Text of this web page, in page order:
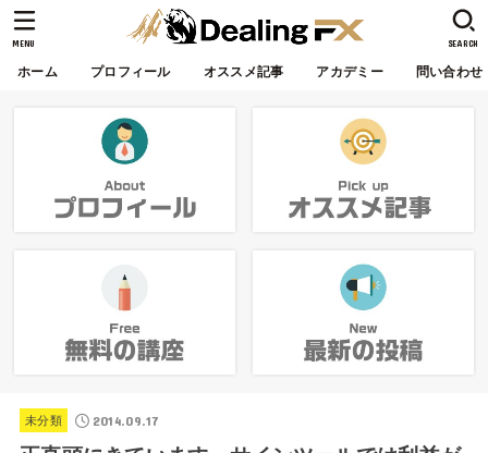
ホーム プロフィール オススメ記事 アカデミー 問い合わせ
SEARCH
MENU
未分類 2014.09.17